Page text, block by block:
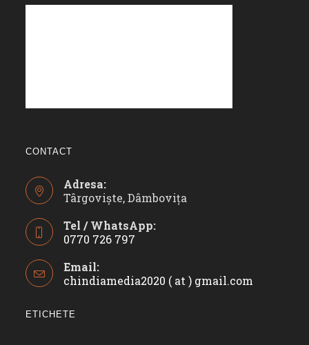
CONTACT
Adresa:
Târgoviște, Dâmbovița
Tel / WhatsApp:
0770 726 797
in
your
Email:
chindiamedia2020 ( at ) gmail.com
ETICHETE